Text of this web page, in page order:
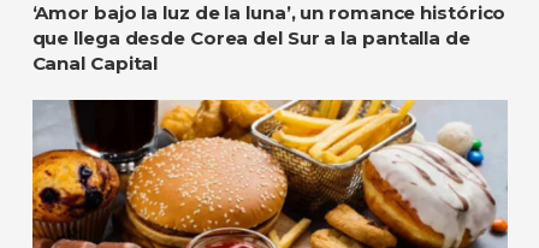
‘Amor bajo la luz de la luna’, un romance histórico
que llega desde Corea del Sur a la pantalla de
Canal Capital